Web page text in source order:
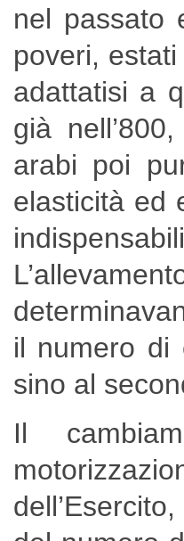
nel passato
poveri,
adattatisi a
già
arabi poi
elasticità ed
il numero di
sino al
Il